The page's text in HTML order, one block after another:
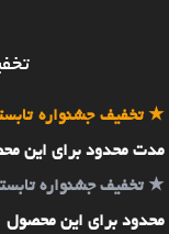
★تخفیف جشنواره تابستانه
مدت محدود برای این
★تخفیف جشنواره
محدود برای این محصول